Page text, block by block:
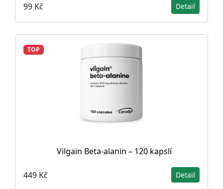
99 Kč Detail
TOP
Vilgain Beta-alanin – 120 kapslí
449 Kč Detail